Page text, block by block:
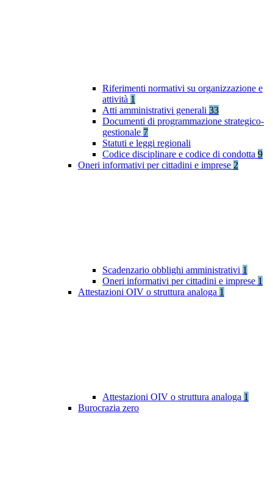
Riferimenti normativi su organizzazione e
attività 1
Atti amministrativi generali 33
Documenti di programmazione strategico-
gestionale 7
Statuti e leggi regionali
Codice disciplinare e codice di condotta 9
Oneri informativi per cittadini e imprese 2
Scadenzario obblighi amministrativi 1
Oneri informativi per cittadini e imprese 1
Attestazioni OIV o struttura analoga 1
Attestazioni OIV o struttura analoga 1
Burocrazia zero